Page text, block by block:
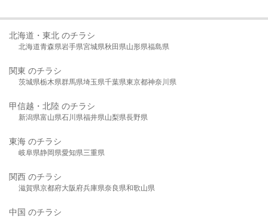
北海道・東北 のチラシ
北海道青森県岩手県宮城県秋田県山形県福島県
関東 のチラシ
茨城県栃木県群馬県埼玉県千葉県東京都神奈川県
甲信越・北陸 のチラシ
新潟県富山県石川県福井県山梨県長野県
東海 のチラシ
岐阜県静岡県愛知県三重県
関西 のチラシ
滋賀県京都府大阪府兵庫県奈良県和歌山県
中国 のチラシ